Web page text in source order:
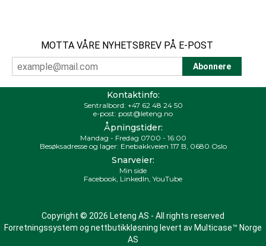
MOTTA VÅRE NYHETSBREV PÅ E-POST
Kontaktinfo:
Sentralbord: +47 62 48 24 50
e-post: post@leteng.no
Åpningstider:
Mandag - Fredag 0700 - 16:00
Besøksadresse og lager: Enebakkveien 117 B, 0680 Oslo
Snarveier:
Min side
Facebook, LinkedIn, YouTube
Copyright © 2026 Leteng AS - All rights reserved
Forretningssystem og nettbutikkløsning levert av Multicase™ Norge
AS